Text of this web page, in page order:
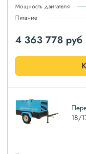
Мощность двигателя
Питание
4 363 778 руб
18/